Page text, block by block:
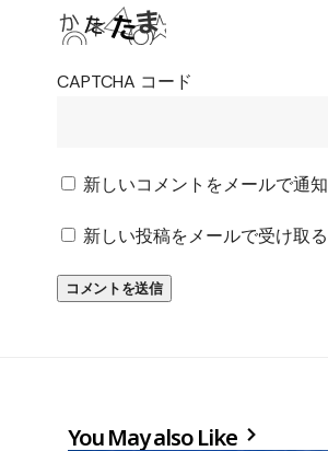
CAPTCHA コード
新しいコメントをメールで通知
新しい投稿をメールで受け取る
You May also Like